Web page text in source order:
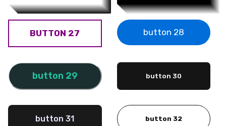
Miscallaneous
Cursor
Text
Font Size
BUTTON 27 button 28
button 29 button 30
button 31 button 32